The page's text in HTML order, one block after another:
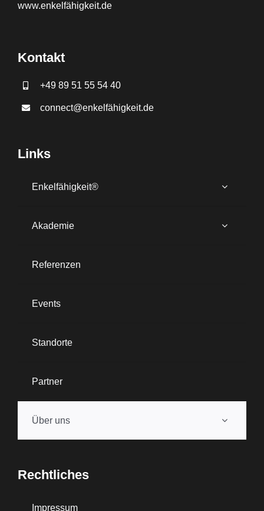
www.enkelfähigkeit.de
Kontakt
+49 89 51 55 54 40
connect@enkelfähigkeit.de
Links
Enkelfähigkeit®
Akademie
Referenzen
Events
Standorte
Partner
Über uns
Rechtliches
Impressum